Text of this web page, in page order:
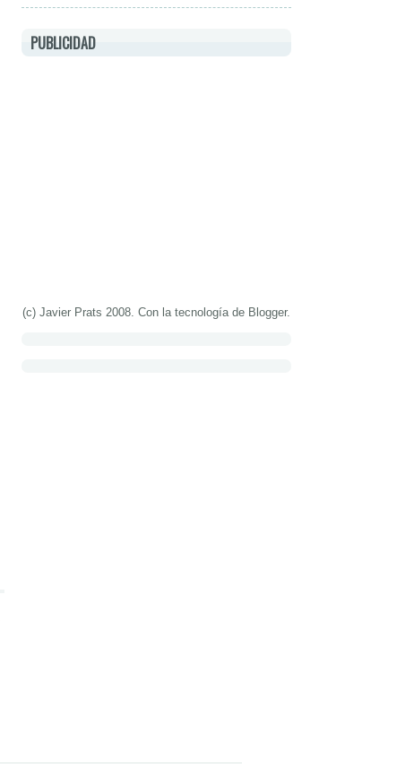
PUBLICIDAD
(c) Javier Prats 2008. Con la tecnología de Blogger.